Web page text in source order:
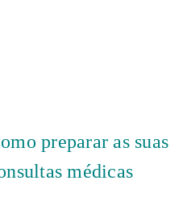
preparar as suas
médicas